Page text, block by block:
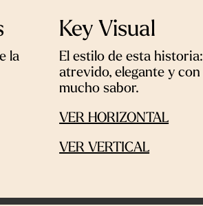
la
Key Visual
El estilo de esta historia:
atrevido, elegante y con
mucho sabor.
VER HORIZONTAL
VER VERTICAL